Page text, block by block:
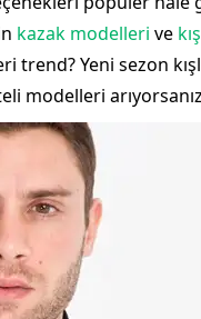
kazak modelleri ve
Yeni sezon
modelleri